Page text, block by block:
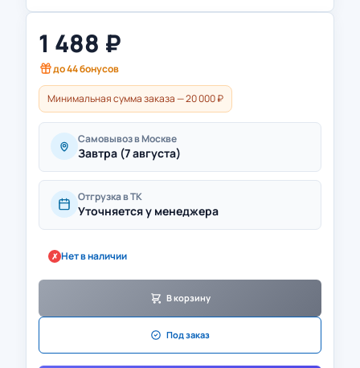
1 488 ₽
до44бонусов
Минимальная сумма заказа — 20 000 ₽
Самовывоз в Москве
Завтра (7 августа)
Отгрузка в ТК
Уточняется у менеджера
✗ Нет в наличии
В корзину
Под заказ